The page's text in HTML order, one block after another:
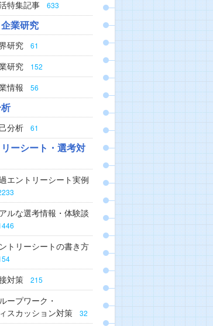
特集記事 633
業研究
研究 61
研究 152
情報 56
分析 61
ーシート・選考対
エントリーシート実例
ルな選考情報・体験談
トリーシートの書き方
対策 215
ープワーク・
スカッション対策
32